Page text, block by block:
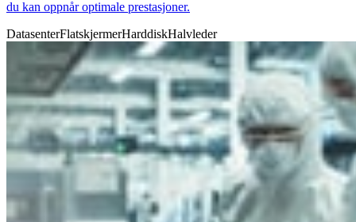
du kan oppnår optimale prestasjoner.
DatasenterFlatskjermerHarddiskHalvleder